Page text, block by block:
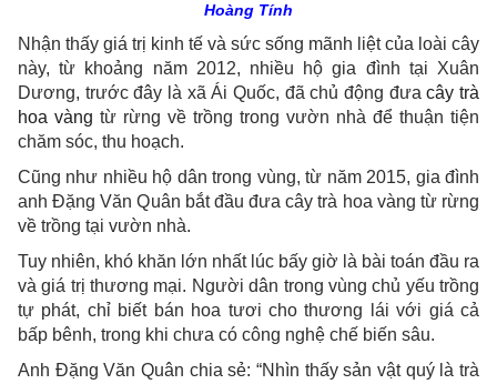
Hoàng Tính
Nhận thấy giá trị kinh tế và sức sống mãnh liệt của loài cây
này, từ khoảng năm 2012, nhiều hộ gia đình tại Xuân
Dương, trước đây là xã Ái Quốc, đã chủ động đưacây trà
hoa vàng từ rừng về trồng trong vườn nhà để thuận tiện
chăm sóc, thu hoạch.
Cũng như nhiều hộ dân trong vùng, từ năm 2015, gia đình
anh Đặng Văn Quân bắt đầu đưa cây trà hoa vàng từ rừng
về trồng tại vườn nhà.
Tuy nhiên, khó khăn lớn nhất lúc bấy giờ là bài toán đầu ra
và giá trị thương mại. Người dân trong vùng chủ yếu trồng
tự phát, chỉ biết bán hoa tươi cho thương lái với giá cả
bấp bênh, trong khi chưa có công nghệ chế biến sâu.
Anh Đặng Văn Quân chia sẻ: “Nhìn thấy sản vật quý là trà